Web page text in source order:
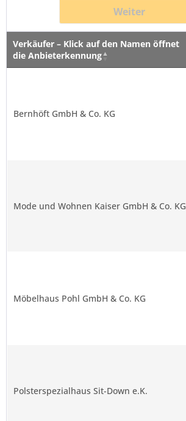
Weiter
Verkäufer – Klick auf den Namen öffnet
die Anbieterkennung
Bernhöft GmbH & Co. KG
Mode und Wohnen Kaiser GmbH & Co. KG
Möbelhaus Pohl GmbH & Co. KG
Polsterspezialhaus Sit-Down e.K.